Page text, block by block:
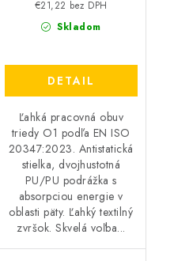
Skladom
€21,22 bez DPH
DETAIL
Ľahká pracovná obuv
triedy O1 podľa EN ISO
20347:2023. Antistatická
stielka, dvojhustotná
PU/PU podrážka s
absorpciou energie v
oblasti päty. Ľahký textilný
zvršok. Skvelá voľba...